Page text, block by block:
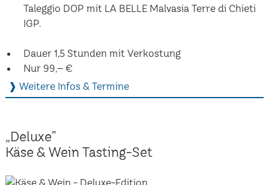
Taleggio DOP mit LA BELLE Malvasia Terre di Chieti
IGP.
Dauer 1,5 Stunden mit Verkostung
Nur 99,– €
❱ Weitere Infos & Termine
„Deluxe”
Käse & Wein Tasting-Set